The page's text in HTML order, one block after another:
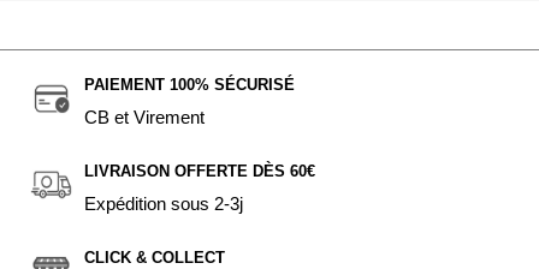
PAIEMENT 100% SÉCURISÉ
CB et Virement
LIVRAISON OFFERTE DÈS 60€
Expédition sous 2-3j
CLICK & COLLECT